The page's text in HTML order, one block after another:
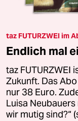
taz FUTURZWEI im
Endlich mal
taz FUTURZWEI
Zukunft. Das
nur 38 Euro.
Luisa Neubauers
wir mutig sind?“